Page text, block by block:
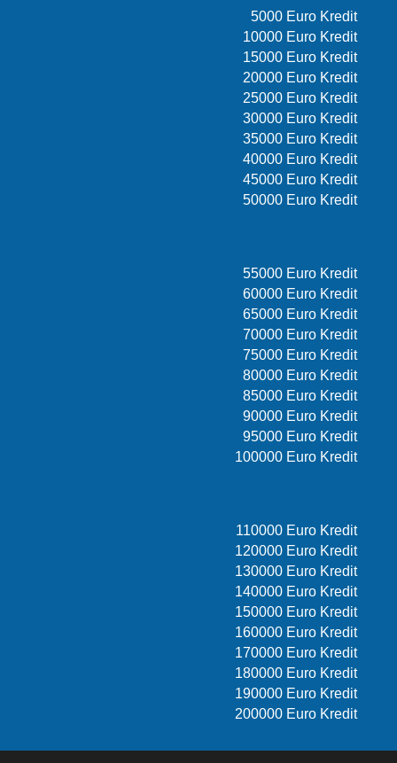
5000 Euro Kredit
10000 Euro Kredit
15000 Euro Kredit
20000 Euro Kredit
25000 Euro Kredit
30000 Euro Kredit
35000 Euro Kredit
40000 Euro Kredit
45000 Euro Kredit
50000 Euro Kredit
55000 Euro Kredit
60000 Euro Kredit
65000 Euro Kredit
70000 Euro Kredit
75000 Euro Kredit
80000 Euro Kredit
85000 Euro Kredit
90000 Euro Kredit
95000 Euro Kredit
100000 Euro Kredit
110000 Euro Kredit
120000 Euro Kredit
130000 Euro Kredit
140000 Euro Kredit
150000 Euro Kredit
160000 Euro Kredit
170000 Euro Kredit
180000 Euro Kredit
190000 Euro Kredit
200000 Euro Kredit